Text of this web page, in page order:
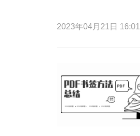
2023年04月21日 16:01